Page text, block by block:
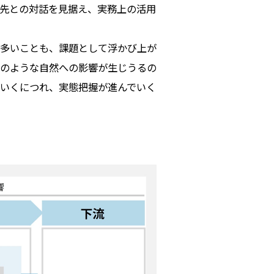
との対話を見据え、実務上の活用
いことも、課題として浮かび上が
ような自然への影響が生じうるの
くにつれ、実態把握が進んでいく